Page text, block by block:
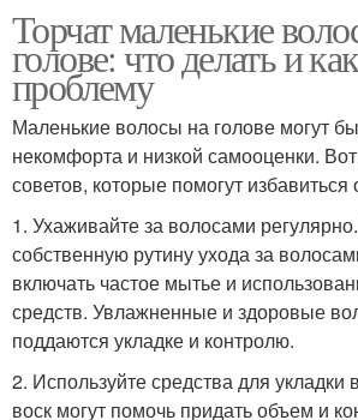
Торчат маленькие
голове: что делать и
проблему
Маленькие волосы на голове могут
некомфорта и низкой самооценки.
советов, которые помогут
1. Ухаживайте за волосами
собственную рутину ухода за
включать частое мытье и
средств. Увлажненные и здоровые
поддаются укладке и контролю.
2. Используйте средства для укладки
воск могут помочь придать объем и